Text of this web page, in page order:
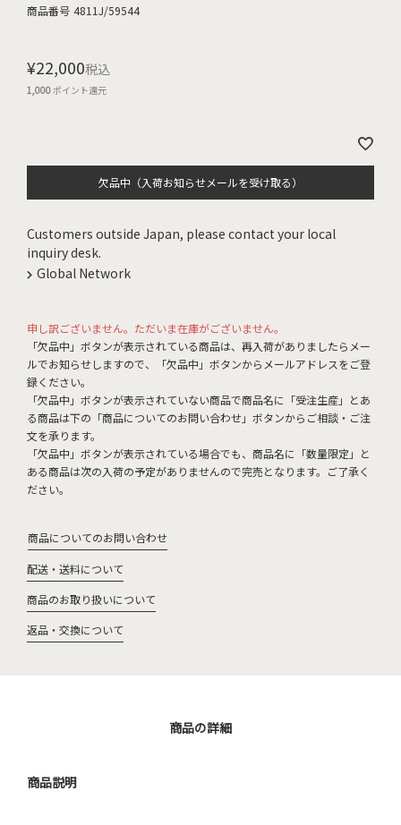
商品番号 4811J/59544
¥22,000税込
1,000ポイント還元
欠品中（入荷お知らせメールを受け取る）
Customers outside Japan, please contact your local
inquiry desk.
Global Network
申し訳ございません。ただいま在庫がございません。
「欠品中」ボタンが表示されている商品は、再入荷がありましたらメー
ルでお知らせしますので、「欠品中」ボタンからメールアドレスをご登
録ください。
「欠品中」ボタンが表示されていない商品で商品名に「受注生産」とあ
る商品は下の「商品についてのお問い合わせ」ボタンからご相談・ご注
文を承ります。
「欠品中」ボタンが表示されている場合でも、商品名に「数量限定」と
ある商品は次の入荷の予定がありませんので完売となります。ご了承く
ださい。
商品についてのお問い合わせ
配送・送料について
商品のお取り扱いについて
返品・交換について
商品の詳細
商品説明